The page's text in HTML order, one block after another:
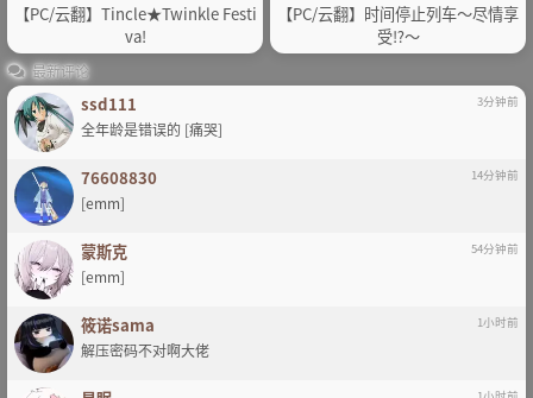
【PC/云翻】Tincle★Twinkle Festi
va!
【PC/云翻】时间停止列车～尽情享
受⁉～
最新评论
ssd111 3分钟前
全年龄是错误的 [痛哭]
76608830 14分钟前
[emm]
蒙斯克 54分钟前
[emm]
筱诺sama 1小时前
解压密码不对啊大佬